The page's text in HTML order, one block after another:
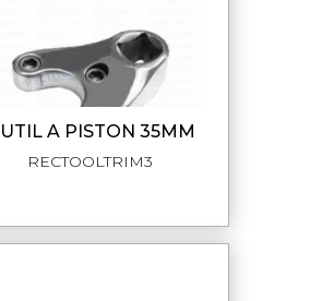
OUTIL A PISTON 35MM
RECTOOLTRIM3